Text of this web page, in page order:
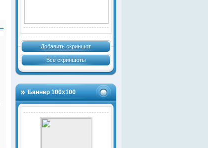
Добавить скриншот
Все скриншоты
Баннер 100х100